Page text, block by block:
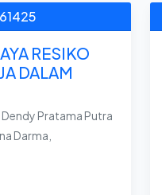
RESIKO
DALAM
Dendy Pratama Putra
Darma,